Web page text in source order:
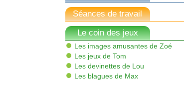
Séances de travail
Le coin des jeux
Les images amusantes de Zoé
Les jeux de Tom
Les devinettes de Lou
Les blagues de Max